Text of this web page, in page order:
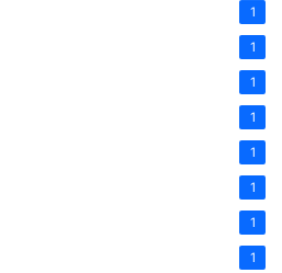
1
1
1
1
1
1
1
1